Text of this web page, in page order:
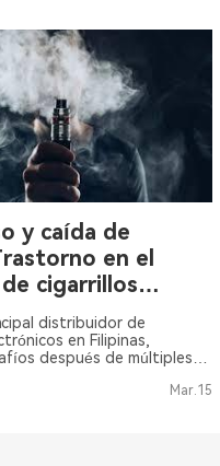
y caída de
en el
cigarrillos
distribuidor de
en Filipinas,
después de múltiples
Mar.15